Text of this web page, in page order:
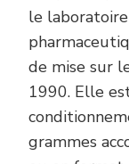
le
de mise sur
1990. Elle
grammes